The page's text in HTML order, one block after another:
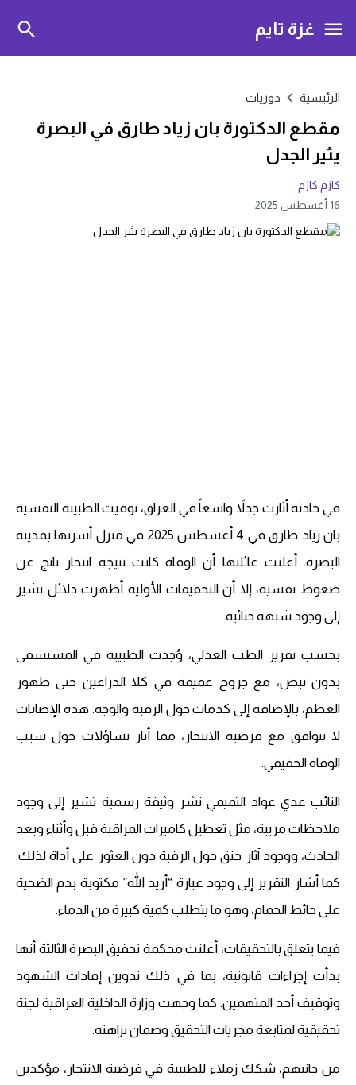
غزة تايم
الرئيسية دوريات
مقطع الدكتورة بان زياد طارق في البصرة
يثير الجدل
كازم كازم
16 أغسطس 2025
في حادثة أثارت جدلاً واسعاً في العراق، توفيت الطبيبة النفسية
بان زياد طارق في 4 أغسطس 2025 في منزل أسرتها بمدينة
البصرة. أعلنت عائلتها أن الوفاة كانت نتيجة انتحار ناتج عن
ضغوط نفسية، إلا أن التحقيقات الأولية أظهرت دلائل تشير
إلى وجود شبهة جنائية.
بحسب تقرير الطب العدلي، وُجدت الطبيبة في المستشفى
بدون نبض، مع جروح عميقة في كلا الذراعين حتى ظهور
العظم، بالإضافة إلى كدمات حول الرقبة والوجه. هذه الإصابات
لا تتوافق مع فرضية الانتحار، مما أثار تساؤلات حول سبب
الوفاة الحقيقي.
النائب عدي عواد التميمي نشر وثيقة رسمية تشير إلى وجود
ملاحظات مريبة، مثل تعطيل كاميرات المراقبة قبل وأثناء وبعد
الحادث، ووجود آثار خنق حول الرقبة دون العثور على أداة لذلك.
كما أشار التقرير إلى وجود عبارة “أريد الله” مكتوبة بدم الضحية
على حائط الحمام، وهو ما يتطلب كمية كبيرة من الدماء.
فيما يتعلق بالتحقيقات، أعلنت محكمة تحقيق البصرة الثالثة أنها
بدأت إجراءات قانونية، بما في ذلك تدوين إفادات الشهود
وتوقيف أحد المتهمين. كما وجهت وزارة الداخلية العراقية لجنة
تحقيقية لمتابعة مجريات التحقيق وضمان نزاهته.
من جانبهم، شكك زملاء للطبيبة في فرضية الانتحار، مؤكدين